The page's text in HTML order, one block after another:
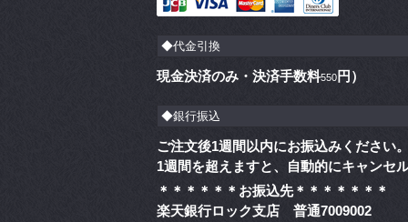
◆代金引換
現金決済のみ・決済手数料550 円）
◆銀行振込
ご注文後1週間以内にお振込みください
1週間を超えますと、自動的にキャンセ
＊＊＊＊＊＊お振込先＊＊＊＊＊＊＊
楽天銀行ロック支店 普通7009002